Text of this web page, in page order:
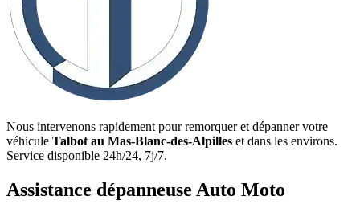
Nous intervenons rapidement pour remorquer et dépanner votre
véhicule Talbot au Mas-Blanc-des-Alpilles et dans les environs.
Service disponible 24h/24, 7j/7.
Assistance dépanneuse Auto Moto